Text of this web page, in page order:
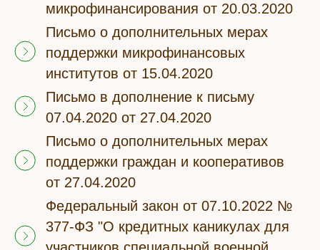
микрофинансирования от 20.03.2020
Письмо о дополнительных мерах
поддержки микрофинансовых
институтов от 15.04.2020
Письмо в дополнение к письму
07.04.2020 от 27.04.2020
Письмо о дополнительных мерах
поддержки граждан и кооперативов
от 27.04.2020
Федеральный закон от 07.10.2022 №
377-ФЗ "О кредитных каникулах для